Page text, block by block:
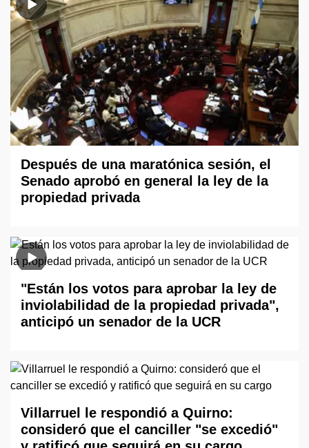
Después de una maratónica sesión, el
Senado aprobó en general la ley de la
propiedad privada
"Están los votos para aprobar la ley de
inviolabilidad de la propiedad privada",
anticipó un senador de la UCR
Villarruel le respondió a Quirno:
consideró que el canciller "se excedió"